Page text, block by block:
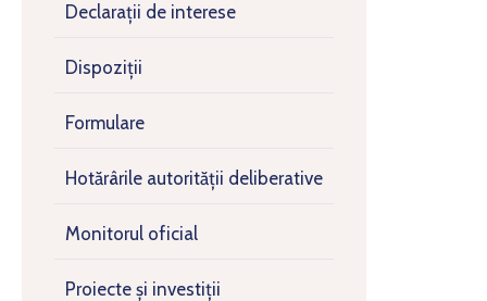
Declarații de interese
Dispoziții
Formulare
Hotărârile autorității deliberative
Monitorul oficial
Proiecte și investiții